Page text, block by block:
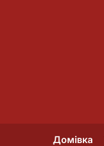
Домівка